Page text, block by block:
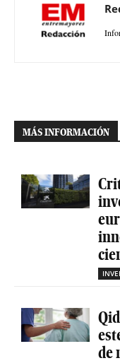
MÁS INFORMACIÓN
de